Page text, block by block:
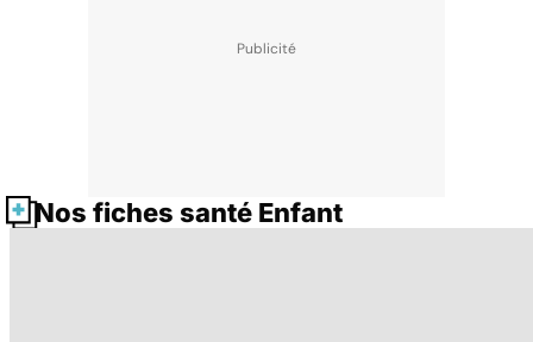
Nos fiches santé Enfant